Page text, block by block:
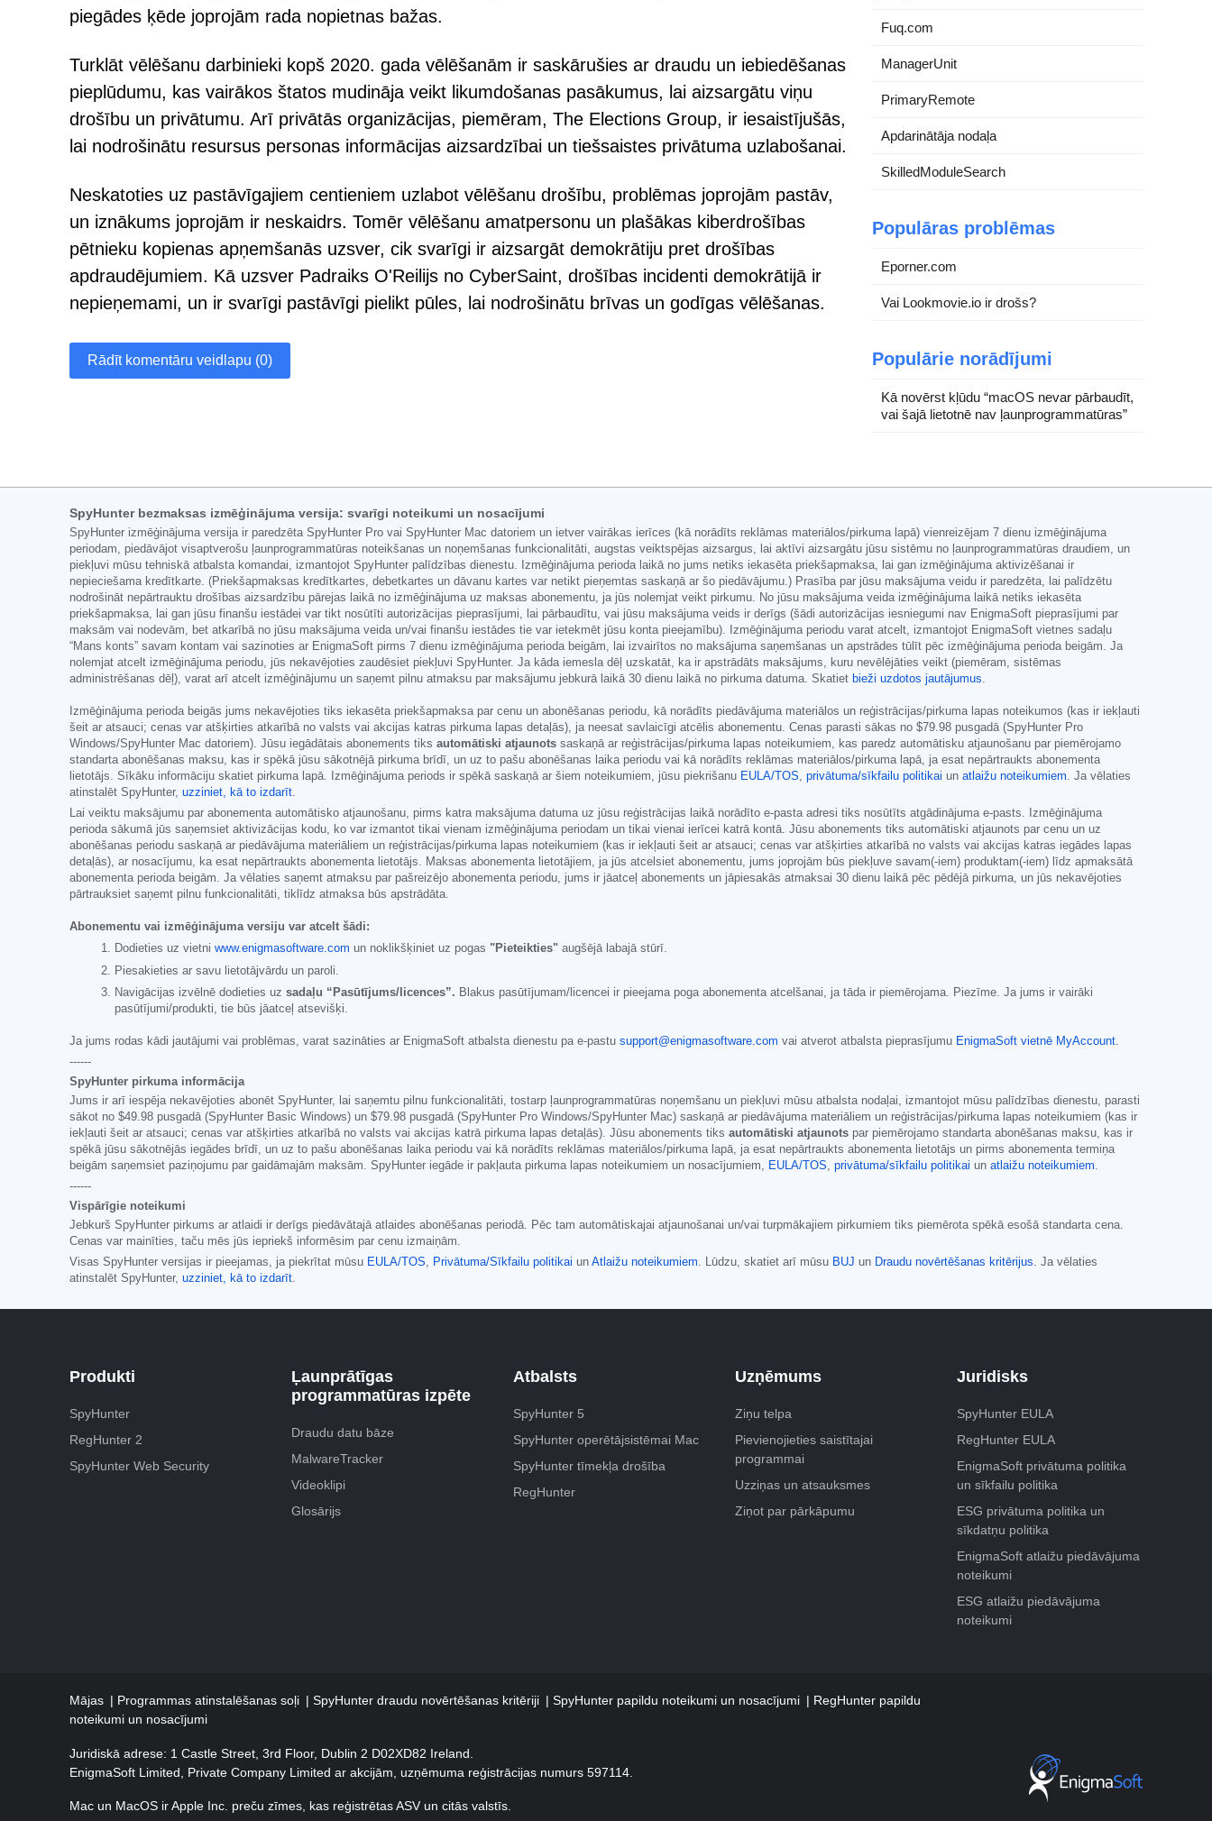
piegādes ķēde joprojām rada nopietnas bažas.
Turklāt vēlēšanu darbinieki kopš 2020. gada vēlēšanām ir saskārušies ar draudu un iebiedēšanas
pieplūdumu, kas vairākos štatos mudināja veikt likumdošanas pasākumus, lai aizsargātu viņu
drošību un privātumu. Arī privātās organizācijas, piemēram, The Elections Group, ir iesaistījušās,
lai nodrošinātu resursus personas informācijas aizsardzībai un tiešsaistes privātuma uzlabošanai.
Neskatoties uz pastāvīgajiem centieniem uzlabot vēlēšanu drošību, problēmas joprojām pastāv,
un iznākums joprojām ir neskaidrs. Tomēr vēlēšanu amatpersonu un plašākas kiberdrošības
pētnieku kopienas apņemšanās uzsver, cik svarīgi ir aizsargāt demokrātiju pret drošības
apdraudējumiem. Kā uzsver Padraiks O'Reilijs no CyberSaint, drošības incidenti demokrātijā ir
nepieņemami, un ir svarīgi pastāvīgi pielikt pūles, lai nodrošinātu brīvas un godīgas vēlēšanas.
Rādīt komentāru veidlapu (0)
Fuq.com
ManagerUnit
PrimaryRemote
Apdarinātāja nodaļa
SkilledModuleSearch
Populāras problēmas
Eporner.com
Vai Lookmovie.io ir drošs?
Populārie norādījumi
Kā novērst kļūdu “macOS nevar pārbaudīt,
vai šajā lietotnē nav ļaunprogrammatūras”
SpyHunter bezmaksas izmēģinājuma versija: svarīgi noteikumi un nosacījumi
SpyHunter izmēģinājuma versija ir paredzēta SpyHunter Pro vai SpyHunter Mac datoriem un ietver vairākas ierīces (kā norādīts reklāmas materiālos/pirkuma lapā) vienreizējam 7 dienu izmēģinājuma
periodam, piedāvājot visaptverošu ļaunprogrammatūras noteikšanas un noņemšanas funkcionalitāti, augstas veiktspējas aizsargus, lai aktīvi aizsargātu jūsu sistēmu no ļaunprogrammatūras draudiem, un
piekļuvi mūsu tehniskā atbalsta komandai, izmantojot SpyHunter palīdzības dienestu. Izmēģinājuma perioda laikā no jums netiks iekasēta priekšapmaksa, lai gan izmēģinājuma aktivizēšanai ir
nepieciešama kredītkarte. (Priekšapmaksas kredītkartes, debetkartes un dāvanu kartes var netikt pieņemtas saskaņā ar šo piedāvājumu.) Prasība par jūsu maksājuma veidu ir paredzēta, lai palīdzētu
nodrošināt nepārtrauktu drošības aizsardzību pārejas laikā no izmēģinājuma uz maksas abonementu, ja jūs nolemjat veikt pirkumu. No jūsu maksājuma veida izmēģinājuma laikā netiks iekasēta
priekšapmaksa, lai gan jūsu finanšu iestādei var tikt nosūtīti autorizācijas pieprasījumi, lai pārbaudītu, vai jūsu maksājuma veids ir derīgs (šādi autorizācijas iesniegumi nav EnigmaSoft pieprasījumi par
maksām vai nodevām, bet atkarībā no jūsu maksājuma veida un/vai finanšu iestādes tie var ietekmēt jūsu konta pieejamību). Izmēģinājuma periodu varat atcelt, izmantojot EnigmaSoft vietnes sadaļu
“Mans konts” savam kontam vai sazinoties ar EnigmaSoft pirms 7 dienu izmēģinājuma perioda beigām, lai izvairītos no maksājuma saņemšanas un apstrādes tūlīt pēc izmēģinājuma perioda beigām. Ja
nolemjat atcelt izmēģinājuma periodu, jūs nekavējoties zaudēsiet piekļuvi SpyHunter. Ja kāda iemesla dēļ uzskatāt, ka ir apstrādāts maksājums, kuru nevēlējāties veikt (piemēram, sistēmas
administrēšanas dēļ), varat arī atcelt izmēģinājumu un saņemt pilnu atmaksu par maksājumu jebkurā laikā 30 dienu laikā no pirkuma datuma. Skatiet bieži uzdotos jautājumus.
Izmēģinājuma perioda beigās jums nekavējoties tiks iekasēta priekšapmaksa par cenu un abonēšanas periodu, kā norādīts piedāvājuma materiālos un reģistrācijas/pirkuma lapas noteikumos (kas ir iekļauti
šeit ar atsauci; cenas var atšķirties atkarībā no valsts vai akcijas katras pirkuma lapas detaļās), ja neesat savlaicīgi atcēlis abonementu. Cenas parasti sākas no $79.98 pusgadā (SpyHunter Pro
Windows/SpyHunter Mac datoriem). Jūsu iegādātais abonements tiks automātiski atjaunots saskaņā ar reģistrācijas/pirkuma lapas noteikumiem, kas paredz automātisku atjaunošanu par piemērojamo
standarta abonēšanas maksu, kas ir spēkā jūsu sākotnējā pirkuma brīdī, un uz to pašu abonēšanas laika periodu vai kā norādīts reklāmas materiālos/pirkuma lapā, ja esat nepārtraukts abonementa
lietotājs. Sīkāku informāciju skatiet pirkuma lapā. Izmēģinājuma periods ir spēkā saskaņā ar šiem noteikumiem, jūsu piekrišanu EULA/TOS, privātuma/sīkfailu politikai un atlaižu noteikumiem. Ja vēlaties
atinstalēt SpyHunter, uzziniet, kā to izdarīt.
Lai veiktu maksājumu par abonementa automātisko atjaunošanu, pirms katra maksājuma datuma uz jūsu reģistrācijas laikā norādīto e-pasta adresi tiks nosūtīts atgādinājuma e-pasts. Izmēģinājuma
perioda sākumā jūs saņemsiet aktivizācijas kodu, ko var izmantot tikai vienam izmēģinājuma periodam un tikai vienai ierīcei katrā kontā. Jūsu abonements tiks automātiski atjaunots par cenu un uz
abonēšanas periodu saskaņā ar piedāvājuma materiāliem un reģistrācijas/pirkuma lapas noteikumiem (kas ir iekļauti šeit ar atsauci; cenas var atšķirties atkarībā no valsts vai akcijas katras iegādes lapas
detaļās), ar nosacījumu, ka esat nepārtraukts abonementa lietotājs. Maksas abonementa lietotājiem, ja jūs atcelsiet abonementu, jums joprojām būs piekļuve savam(-iem) produktam(-iem) līdz apmaksātā
abonementa perioda beigām. Ja vēlaties saņemt atmaksu par pašreizējo abonementa periodu, jums ir jāatceļ abonements un jāpiesakās atmaksai 30 dienu laikā pēc pēdējā pirkuma, un jūs nekavējoties
pārtrauksiet saņemt pilnu funkcionalitāti, tiklīdz atmaksa būs apstrādāta.
Abonementu vai izmēģinājuma versiju var atcelt šādi:
Dodieties uz vietni www.enigmasoftware.com un noklikšķiniet uz pogas "Pieteikties" augšējā labajā stūrī.
Piesakieties ar savu lietotājvārdu un paroli.
Navigācijas izvēlnē dodieties uz sadaļu “Pasūtījums/licences”. Blakus pasūtījumam/licencei ir pieejama poga abonementa atcelšanai, ja tāda ir piemērojama. Piezīme. Ja jums ir vairāki
pasūtījumi/produkti, tie būs jāatceļ atsevišķi.
Ja jums rodas kādi jautājumi vai problēmas, varat sazināties ar EnigmaSoft atbalsta dienestu pa e-pastu support@enigmasoftware.com vai atverot atbalsta pieprasījumu EnigmaSoft vietnē MyAccount
------
SpyHunter pirkuma informācija
Jums ir arī iespēja nekavējoties abonēt SpyHunter, lai saņemtu pilnu funkcionalitāti, tostarp ļaunprogrammatūras noņemšanu un piekļuvi mūsu atbalsta nodaļai, izmantojot mūsu palīdzības dienestu, parasti
sākot no $49.98 pusgadā (SpyHunter Basic Windows) un $79.98 pusgadā (SpyHunter Pro Windows/SpyHunter Mac) saskaņā ar piedāvājuma materiāliem un reģistrācijas/pirkuma lapas noteikumiem (kas ir
iekļauti šeit ar atsauci; cenas var atšķirties atkarībā no valsts vai akcijas katrā pirkuma lapas detaļās). Jūsu abonements tiks automātiski atjaunots par piemērojamo standarta abonēšanas maksu, kas ir
spēkā jūsu sākotnējās iegādes brīdī, un uz to pašu abonēšanas laika periodu vai kā norādīts reklāmas materiālos/pirkuma lapā, ja esat nepārtraukts abonementa lietotājs un pirms abonementa termiņa
beigām saņemsiet paziņojumu par gaidāmajām maksām. SpyHunter iegāde ir pakļauta pirkuma lapas noteikumiem un nosacījumiem,
EULA/TOS privātuma/sīkfailu politikai un atlaižu noteikumiem
------
Vispārīgie noteikumi
Jebkurš SpyHunter pirkums ar atlaidi ir derīgs piedāvātajā atlaides abonēšanas periodā. Pēc tam automātiskajai atjaunošanai un/vai turpmākajiem pirkumiem tiks piemērota spēkā esošā standarta cena.
Cenas var mainīties, taču mēs jūs iepriekš informēsim par cenu izmaiņām.
Visas SpyHunter versijas ir pieejamas, ja piekrītat mūsu EULA/TOS Privātuma/Sīkfailu politikai un Atlaižu noteikumiem . Lūdzu, skatiet arī mūsu BUJ un Draudu novērtēšanas kritērijus . Ja vēlaties
atinstalēt SpyHunter, uzziniet, kā to izdarīt
Produkti
SpyHunter
RegHunter 2
SpyHunter Web Security
Ļaunprātīgas
programmatūras izpēte
Draudu datu bāze
MalwareTracker
Videoklipi
Glosārijs
Atbalsts
SpyHunter 5
SpyHunter operētājsistēmai Mac
SpyHunter tīmekļa drošība
RegHunter
Uzņēmums
Ziņu telpa
Pievienojieties saistītajai
programmai
Uzziņas un atsauksmes
Ziņot par pārkāpumu
Juridisks
SpyHunter EULA
RegHunter EULA
EnigmaSoft privātuma politika
un sīkfailu politika
ESG privātuma politika un
sīkdatņu politika
EnigmaSoft atlaižu piedāvājuma
noteikumi
ESG atlaižu piedāvājuma
noteikumi
Mājas Programmas atinstalēšanas soļi SpyHunter draudu novērtēšanas kritēriji SpyHunter papildu noteikumi un nosacījumi
RegHunter papildu
noteikumi un nosacījumi
Juridiskā adrese: 1 Castle Street, 3rd Floor, Dublin 2 D02XD82 Ireland.
EnigmaSoft Limited, Private Company Limited ar akcijām, uzņēmuma reģistrācijas numurs 597114.
Mac un MacOS ir Apple Inc. preču zīmes, kas reģistrētas ASV un citās valstīs.